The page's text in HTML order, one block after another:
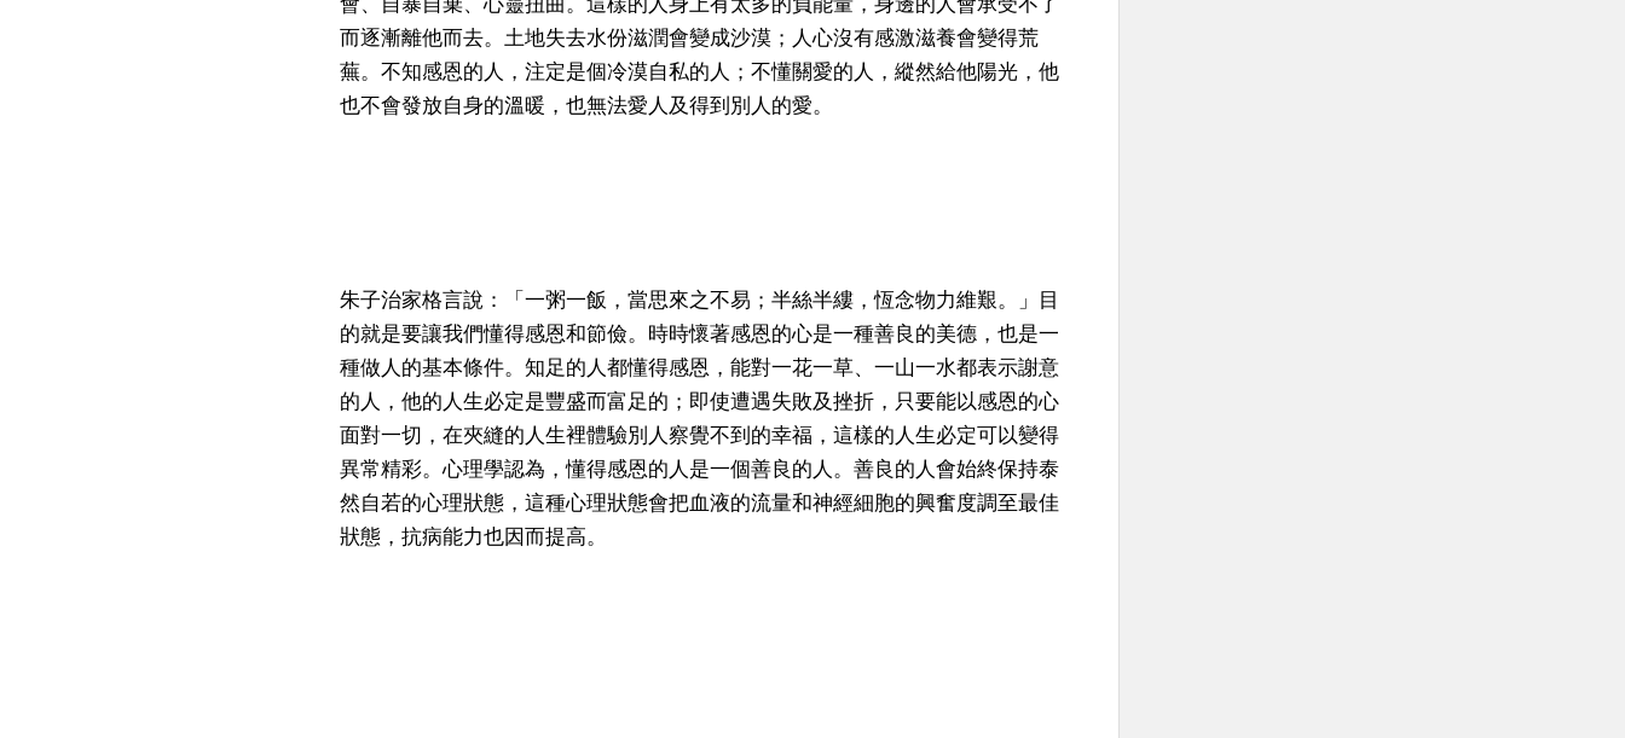
會、自暴自棄、心靈扭曲。這樣的人身上有太多的負能量，身邊的人會承受不了
而逐漸離他而去。土地失去水份滋潤會變成沙漠；人心沒有感激滋養會變得荒
蕪。不知感恩的人，注定是個冷漠自私的人；不懂關愛的人，縱然給他陽光，他
也不會發放自身的溫暖，也無法愛人及得到別人的愛。
朱子治家格言說：「一粥一飯，當思來之不易；半絲半縷，恆念物力維艱。」目
的就是要讓我們懂得感恩和節儉。時時懷著感恩的心是一種善良的美德，也是一
種做人的基本條件。知足的人都懂得感恩，能對一花一草、一山一水都表示謝意
的人，他的人生必定是豐盛而富足的；即使遭遇失敗及挫折，只要能以感恩的心
面對一切，在夾縫的人生裡體驗別人察覺不到的幸福，這樣的人生必定可以變得
異常精彩。心理學認為，懂得感恩的人是一個善良的人。善良的人會始終保持泰
然自若的心理狀態，這種心理狀態會把血液的流量和神經細胞的興奮度調至最佳
狀態，抗病能力也因而提高。